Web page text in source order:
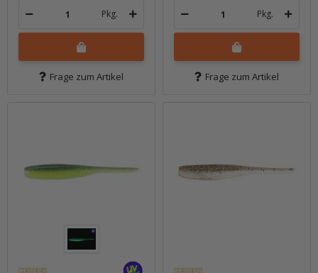
Pkg.
Frage zum Artikel
Pkg.
Frage zum Artikel